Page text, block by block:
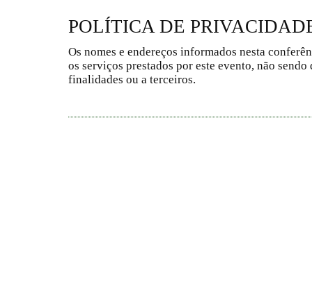
POLÍTICA DE
Os nomes e endereços informados nesta
os serviços prestados por este evento, não
finalidades ou a terceiros.